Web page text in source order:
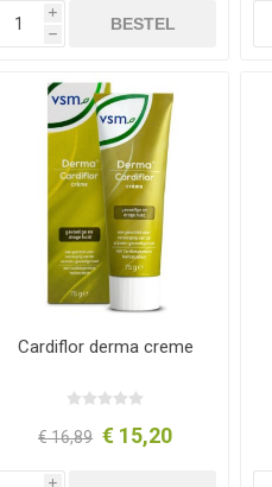
i
h
BESTEL
Cardiflor derma creme
€ 16,89 € 15,20
i